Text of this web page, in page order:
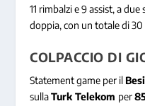
11 rimbalzi e 9 assist, a
doppia, con un totale di 30
COLPACCIO DI
Statement game per il
sullaTurk Telekom per